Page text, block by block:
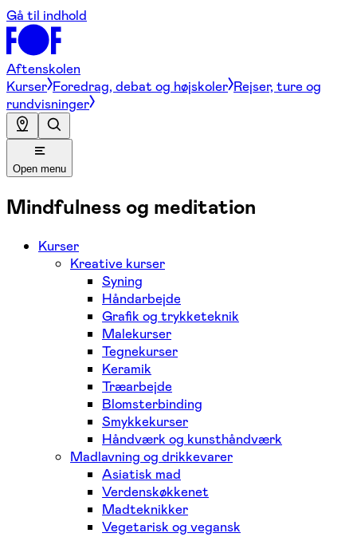
Gå til indhold
Aftenskolen
Kurser Foredrag, debat og højskoler Rejser, ture og
rundvisninger
Open menu
Mindfulness og meditation
Kurser
Kreative kurser
Syning
Håndarbejde
Grafik og trykketeknik
Malekurser
Tegnekurser
Keramik
Træarbejde
Blomsterbinding
Smykkekurser
Håndværk og kunsthåndværk
Madlavning og drikkevarer
Asiatisk mad
Verdenskøkkenet
Madteknikker
Vegetarisk og vegansk